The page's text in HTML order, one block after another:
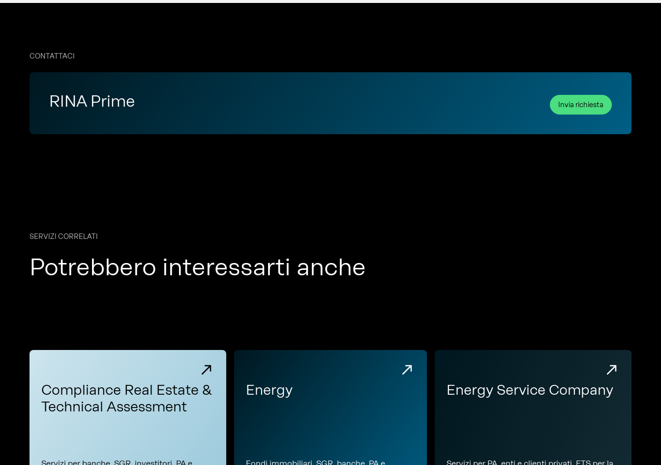
CONTATTACI
RINA Prime Invia richiesta
SERVIZI CORRELATI
Potrebbero interessarti anche
Compliance Real Estate &
Technical Assessment
Energy Energy Service Company